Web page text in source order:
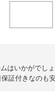
はいかがでし
証付きなのも安